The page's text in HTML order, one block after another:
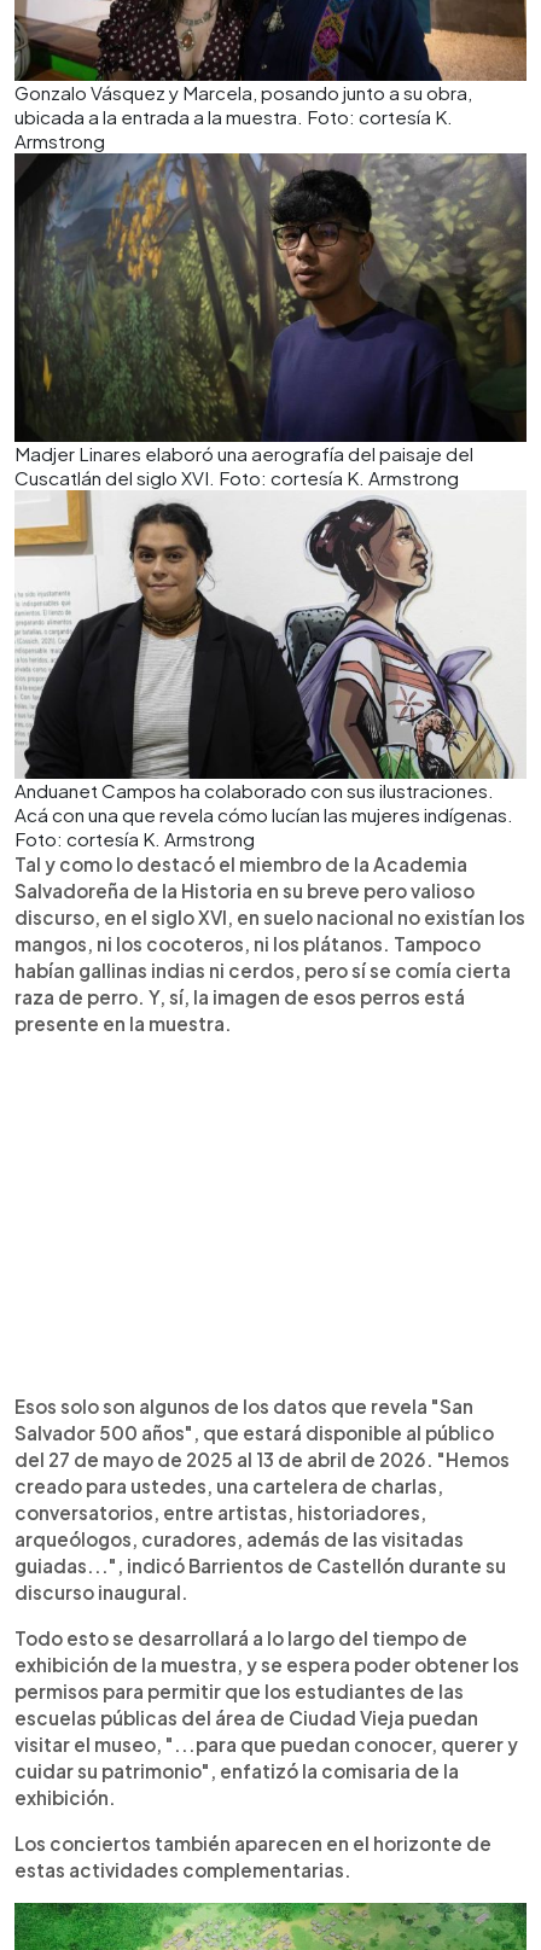
Gonzalo Vásquez y Marcela, posando junto a su obra,
ubicada a la entrada a la muestra. Foto: cortesía K.
Armstrong
Madjer Linares elaboró una aerografía del paisaje del
Cuscatlán del siglo XVI. Foto: cortesía K. Armstrong
Anduanet Campos ha colaborado con sus ilustraciones.
Acá con una que revela cómo lucían las mujeres indígenas.
Foto: cortesía K. Armstrong
Tal y como lo destacó el miembro de la Academia
Salvadoreña de la Historia en su breve pero valioso
discurso, en el siglo XVI, en suelo nacional no existían los
mangos, ni los cocoteros, ni los plátanos. Tampoco
habían gallinas indias ni cerdos, pero sí se comía cierta
raza de perro. Y, sí, la imagen de esos perros está
presente en la muestra.
Esos solo son algunos de los datos que revela "San
Salvador 500 años", que estará disponible al público
del 27 de mayo de 2025 al 13 de abril de 2026. "Hemos
creado para ustedes, una cartelera de charlas,
conversatorios, entre artistas, historiadores,
arqueólogos, curadores, además de las visitadas
guiadas...", indicó Barrientos de Castellón durante su
discurso inaugural.
Todo esto se desarrollará a lo largo del tiempo de
exhibición de la muestra, y se espera poder obtener los
permisos para permitir que los estudiantes de las
escuelas públicas del área de Ciudad Vieja puedan
visitar el museo, "...para que puedan conocer, querer y
cuidar su patrimonio", enfatizó la comisaria de la
exhibición.
Los conciertos también aparecen en el horizonte de
estas actividades complementarias.